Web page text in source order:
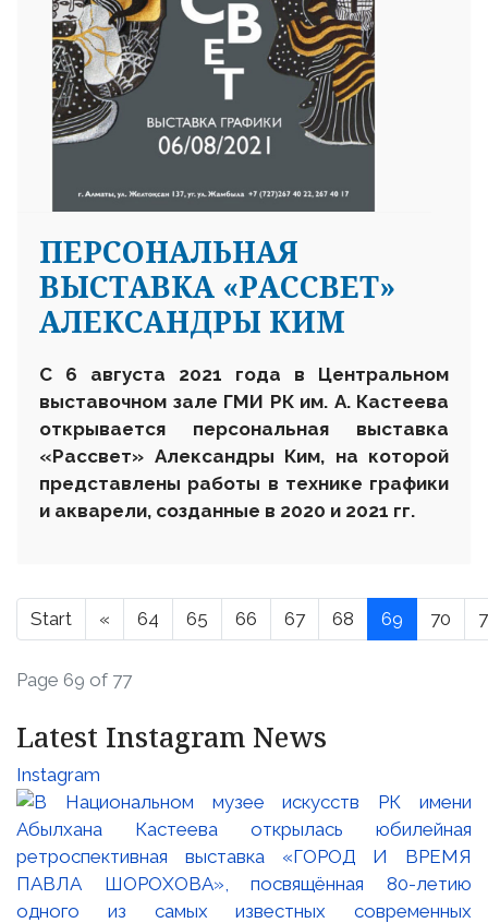
ПЕРСОНАЛЬНАЯ
ВЫСТАВКА «РАССВЕТ»
АЛЕКСАНДРЫ КИМ
С 6 августа 2021 года в Центральном
выставочном зале ГМИ РК им. А. Кастеева
открывается персональная выставка
«Рассвет» Александры Ким, на которой
представлены работы в технике графики
и акварели, созданные в 2020 и 2021 гг.
Start « 64 65 66 67 68 69 70
Page 69 of 77
Latest Instagram News
Instagram